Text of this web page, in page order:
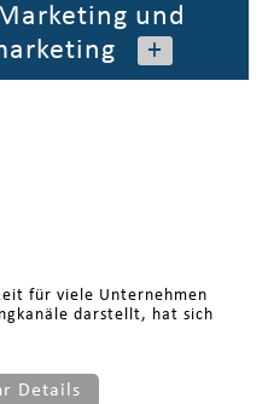
und
+
für viele Unternehmen
darstellt, hat sich
Details